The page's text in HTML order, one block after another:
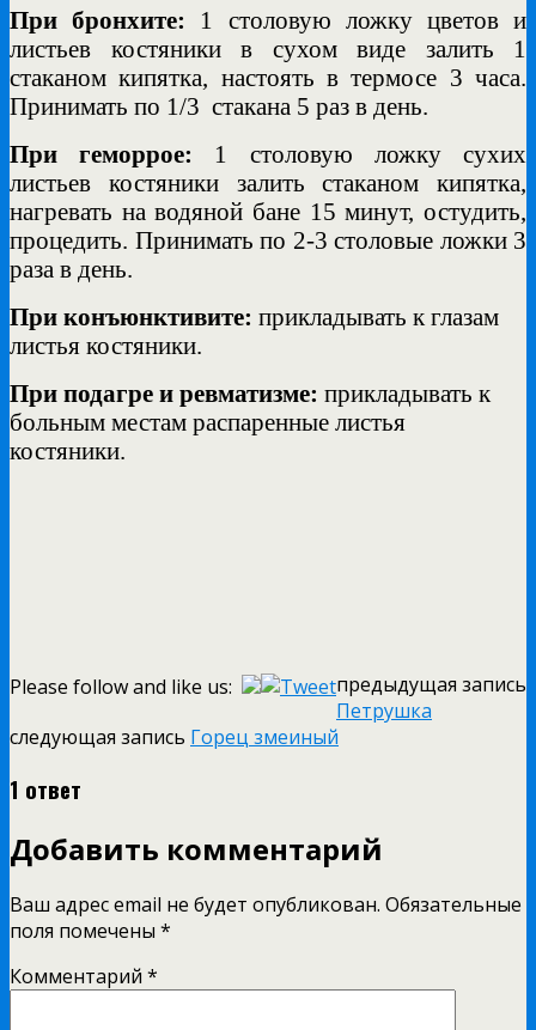
При бронхите: 1 столовую ложку цветов и
листьев костяники в сухом виде залить 1
стаканом кипятка, настоять в термосе 3 часа.
Принимать по 1/3 стакана 5 раз в день.
При геморрое: 1 столовую ложку сухих
листьев костяники залить стаканом кипятка,
нагревать на водяной бане 15 минут, остудить,
процедить. Принимать по 2-3 столовые ложки 3
раза в день.
При конъюнктивите: прикладывать к глазам
листья костяники.
При подагре и ревматизме: прикладывать к
больным местам распаренные листья
костяники.
Please follow and like us:
предыдущая запись
Петрушка
следующая запись Горец змеиный
1 ответ
Добавить комментарий
Ваш адрес email не будет опубликован. Обязательные
поля помечены *
Комментарий *